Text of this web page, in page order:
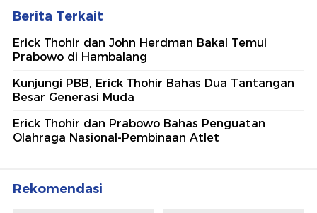
Berita Terkait
Erick Thohir dan John Herdman Bakal Temui
Prabowo di Hambalang
Kunjungi PBB, Erick Thohir Bahas Dua Tantangan
Besar Generasi Muda
Erick Thohir dan Prabowo Bahas Penguatan
Olahraga Nasional-Pembinaan Atlet
Rekomendasi